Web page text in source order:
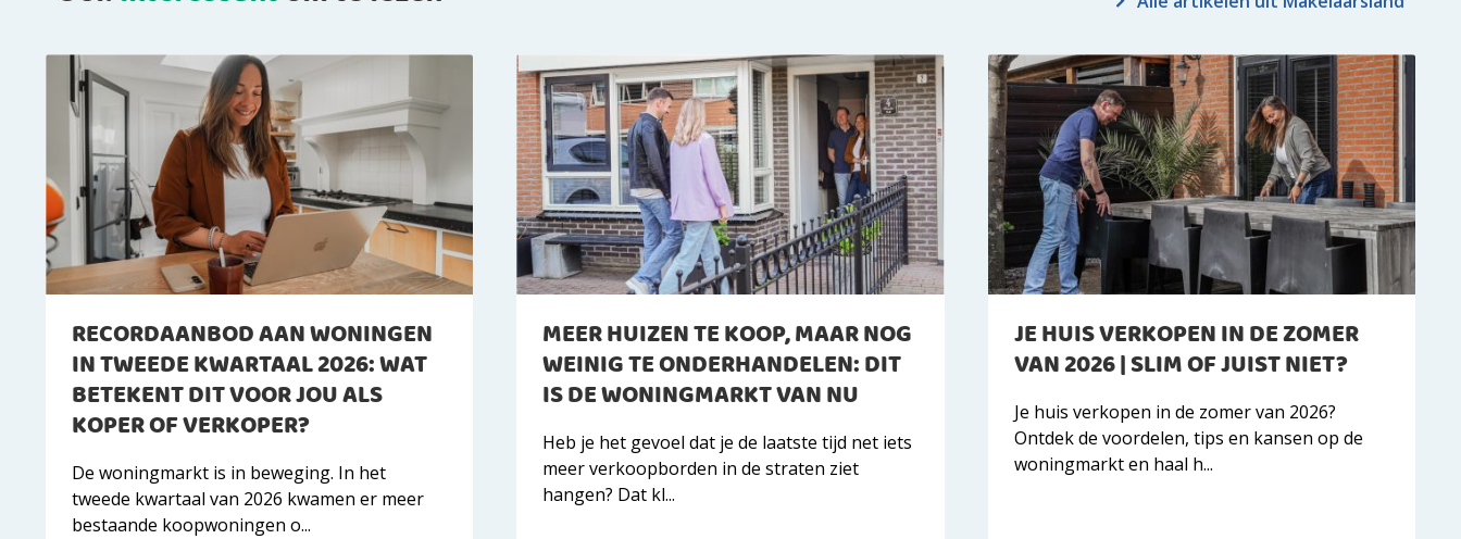
RECORDAANBOD AAN WONINGEN
IN TWEEDE KWARTAAL 2026: WAT
BETEKENT DIT VOOR JOU ALS
KOPER OF VERKOPER?
De woningmarkt is in beweging. In het
tweede kwartaal van 2026 kwamen er meer
bestaande koopwoningen o...
MEER HUIZEN TE KOOP, MAAR NOG
WEINIG TE ONDERHANDELEN: DIT
IS DE WONINGMARKT VAN NU
Heb je het gevoel dat je de laatste tijd net iets
meer verkoopborden in de straten ziet
hangen? Dat kl...
JE HUIS VERKOPEN IN DE ZOMER
VAN 2026 | SLIM OF JUIST NIET?
Je huis verkopen in de zomer van 2026?
Ontdek de voordelen, tips en kansen op de
woningmarkt en haal h...